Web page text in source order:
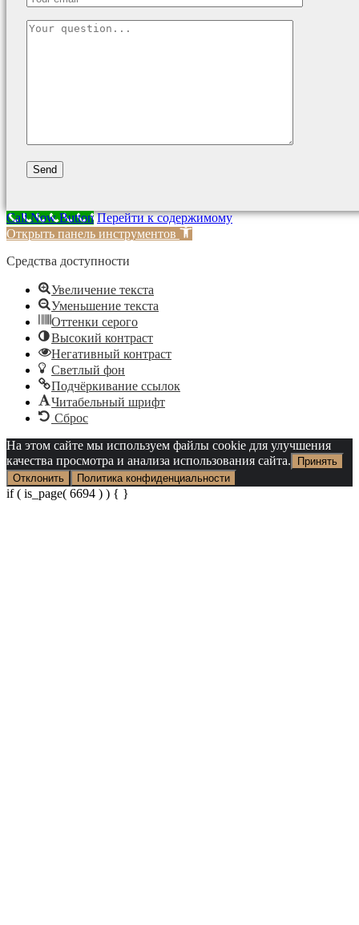
Call Now Button Перейти к содержимому
Открыть панель инструментов
Средства доступности
Увеличение текста
Уменьшение текста
Оттенки серого
Высокий контраст
Негативный контраст
Светлый фон
Подчёркивание ссылок
Читабельный шрифт
Сброс
На этом сайте мы используем файлы cookie для улучшения
качества просмотра и анализа использования сайта.
Принять
Отклонить
Политика конфиденциальности
if ( is_page( 6694 ) ) { }